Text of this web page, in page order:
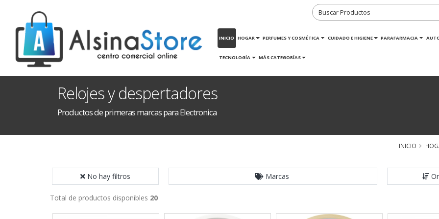
INICIO HOGAR PERFUMES Y COSMÉTICA CUIDADO E HIGIENE PARAFARMACIA
TECNOLOGÍA MÁS CATEGORÍAS
Relojes y despertadores
Productos de primeras marcas para Electronica
INICIO
No hay filtros Marcas
Total de productos disponibles 20